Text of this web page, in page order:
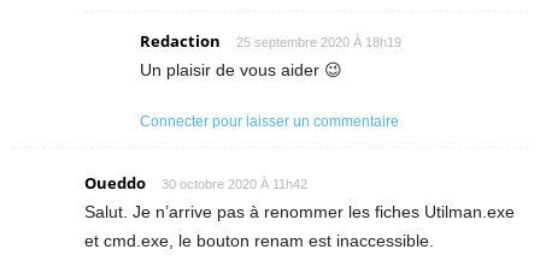
Redaction 25 septembre 2020 À 18h19
Un plaisir de vous aider 😉
Connecter pour laisser un commentaire
Oueddo 30 octobre 2020 À 11h42
Salut. Je n’arrive pas à renommer les fiches Utilman.exe
et cmd.exe, le bouton renam est inaccessible.